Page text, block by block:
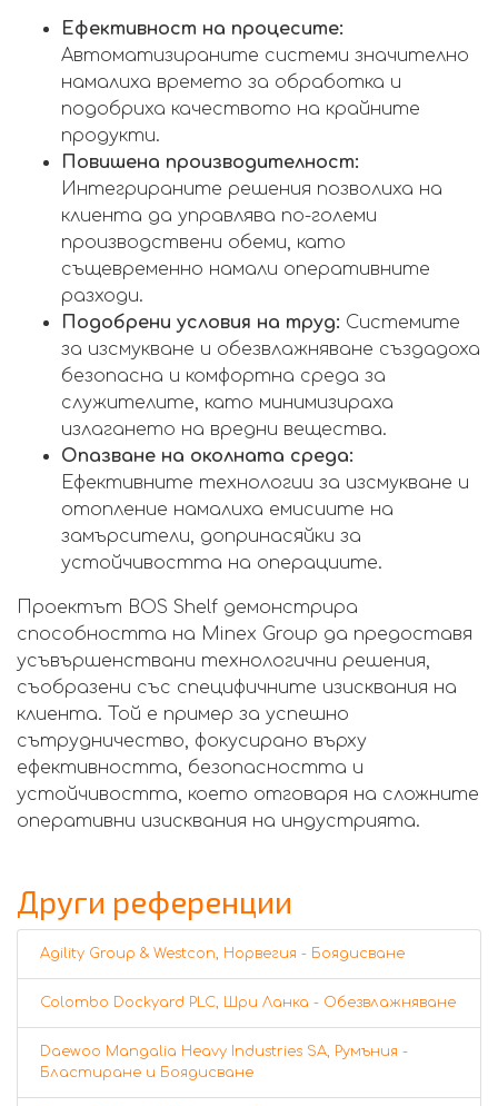
Ефективност на процесите:
Автоматизираните системи значително
намалиха времето за обработка и
подобриха качеството на крайните
продукти.
Повишена производителност:
Интегрираните решения позволиха на
клиента да управлява по-големи
производствени обеми, като
същевременно намали оперативните
разходи.
Подобрени условия на труд: Системите
за изсмукване и обезвлажняване създадоха
безопасна и комфортна среда за
служителите, като минимизираха
излагането на вредни вещества.
Опазване на околната среда:
Ефективните технологии за изсмукване и
отопление намалиха емисиите на
замърсители, допринасяйки за
устойчивостта на операциите.
Проектът BOS Shelf демонстрира
способността на Minex Group да предоставя
усъвършенствани технологични решения,
съобразени със специфичните изисквания на
клиента. Той е пример за успешно
сътрудничество, фокусирано върху
ефективността, безопасността и
устойчивостта, което отговаря на сложните
оперативни изисквания на индустрията.
Други референции
Agility Group & Westcon, Норвегия - Боядисване
Colombo Dockyard PLC, Шри Ланка - Обезвлажняване
Daewoo Mangalia Heavy Industries SA, Румъния -
Бластиране и Боядисване